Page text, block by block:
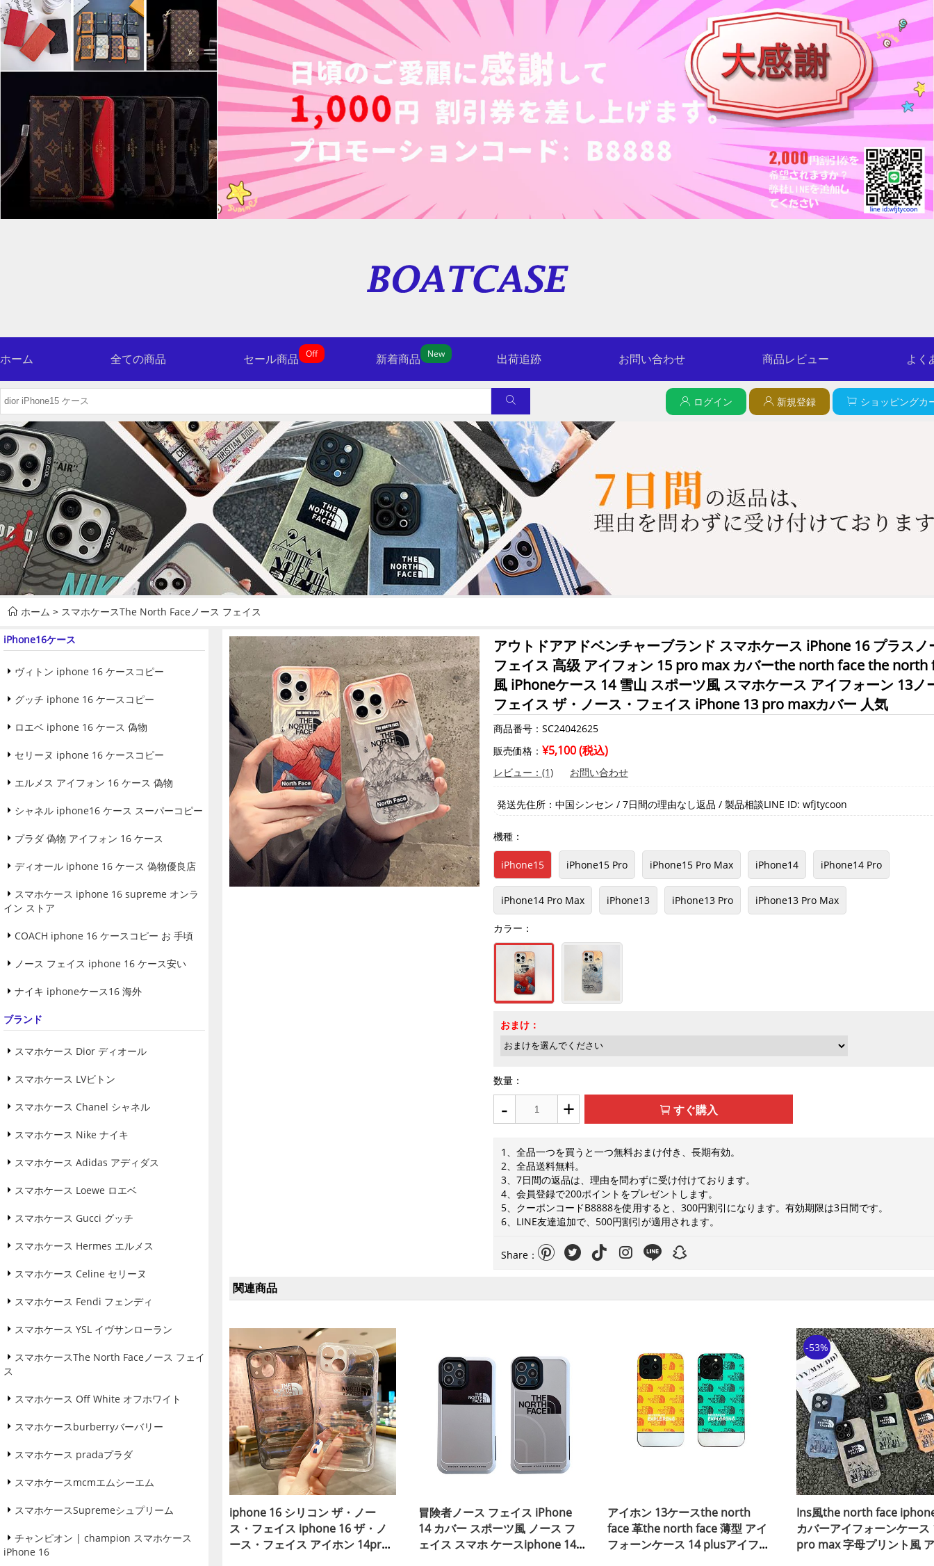
ホーム 全ての商品 セール商品 Off 新着商品 New 出荷追跡 お問い合わせ 商品レビュー よく
ログイン 新規登録 ショッピングカ
ホーム > スマホケースThe North Faceノース フェイス
iPhone16ケース
ヴィトン iphone 16 ケースコピー
グッチ iphone 16 ケースコピー
ロエベ iphone 16 ケース 偽物
セリーヌ iphone 16 ケースコピー
エルメス アイフォン 16 ケース 偽物
シャネル iphone16 ケース スーパーコピー
プラダ 偽物 アイフォン 16 ケース
ディオール iphone 16 ケース 偽物優良店
スマホケース iphone 16 supreme オンラ
イン ストア
COACH iphone 16 ケースコピー お 手頃
ノース フェイス iphone 16 ケース安い
ナイキ iphoneケース16 海外
ブランド
スマホケース Dior ディオール
スマホケース LVビトン
スマホケース Chanel シャネル
スマホケース Nike ナイキ
スマホケース Adidas アディダス
スマホケース Loewe ロエベ
スマホケース Gucci グッチ
スマホケース Hermes エルメス
スマホケース Celine セリーヌ
スマホケース Fendi フェンディ
スマホケース YSL イヴサンローラン
スマホケースThe North Faceノース フェイ
ス
スマホケース Off White オフホワイト
スマホケースburberryバーバリー
スマホケース pradaプラダ
スマホケースmcmエムシーエム
スマホケースSupremeシュプリーム
チャンピオン | champion スマホケース
iPhone 16
アウトドアアドベンチャーブランド スマホケース iPhone 16 プラスノ
フェイス 高级 アイフォン 15 pro max カバーthe north face the north
風 iPhoneケース 14 雪山 スポーツ風 スマホケース アイフォーン 13ノ
フェイス ザ・ノース・フェイス iPhone 13 pro maxカバー 人気
商品番号：SC24042625
販売価格： ¥5,100 (税込)
レビュー：(1) お問い合わせ
発送先住所：中国シンセン / 7日間の理由なし返品 / 製品相談LINE ID: wfjtycoon
機種：
iPhone15 iPhone15 Pro iPhone15 Pro Max iPhone14 iPhone14 Pro
iPhone14 Pro Max iPhone13 iPhone13 Pro iPhone13 Pro Max
カラー：
おまけ：
数量：
- + すぐ購入
1、全品一つを買うと一つ無料おまけ付き、長期有効。
2、全品送料無料。
3、7日間の返品は、理由を問わずに受け付けております。
4、会員登録で200ポイントをプレゼントします。
5、クーポンコードB8888を使用すると、300円割引になります。有効期限は3日間です。
6、LINE友達追加で、500円割引が適用されます。
Share：
関連商品
iphone 16 シリコン ザ・ノー
ス・フェイス iphone 16 ザ・ノ
ース・フェイス アイホン 14pro
冒険者ノース フェイス iPhone
14 カバー スポーツ風 ノース フ
ェイス スマホ ケースiphone 14
アイホン 13ケースthe north
face 革the north face 薄型 アイ
フォーンケース 14 plusアイフォ
-53%
Ins風the north face
カバーアイフォーンケース
pro max 字母プリント風